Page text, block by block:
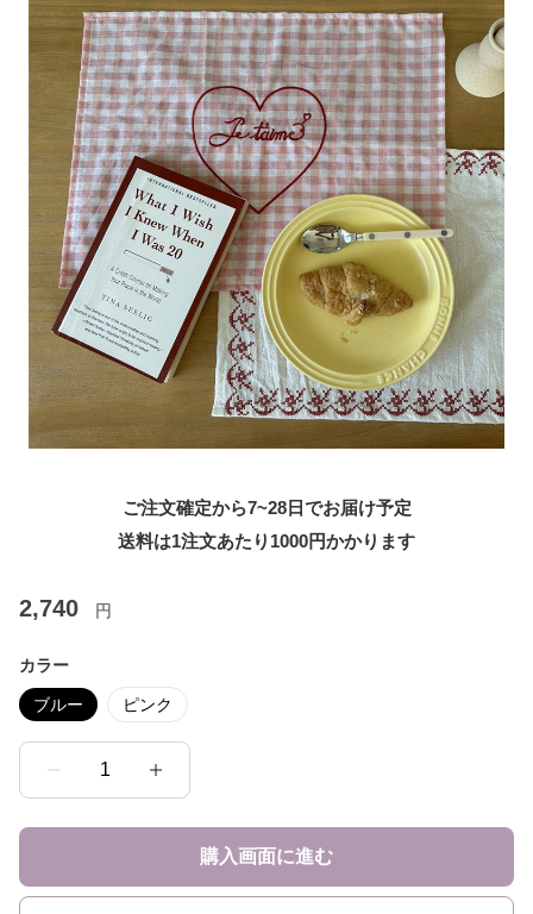
ご注文確定から7~28日でお届け予定
送料は1注文あたり 1000円かかります
2,740 円
カラー
ブルー ピンク
1
購入画面に進む